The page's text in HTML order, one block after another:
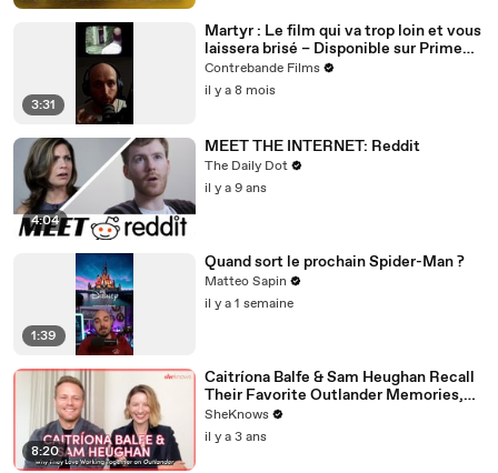
3:31
Martyr : Le film qui va trop loin et vous
laissera brisé – Disponible sur Prime
Video
Contrebande Films
il y a 8 mois
4:04
MEET THE INTERNET: Reddit
The Daily Dot
il y a 9 ans
1:39
Quand sort le prochain Spider-Man ?
Matteo Sapin
il y a 1 semaine
8:20
Caitríona Balfe & Sam Heughan Recall
Their Favorite Outlander Memories,
First Impressions & Why They Both
Can't Wait for Balfe to Direct
SheKnows
il y a 3 ans